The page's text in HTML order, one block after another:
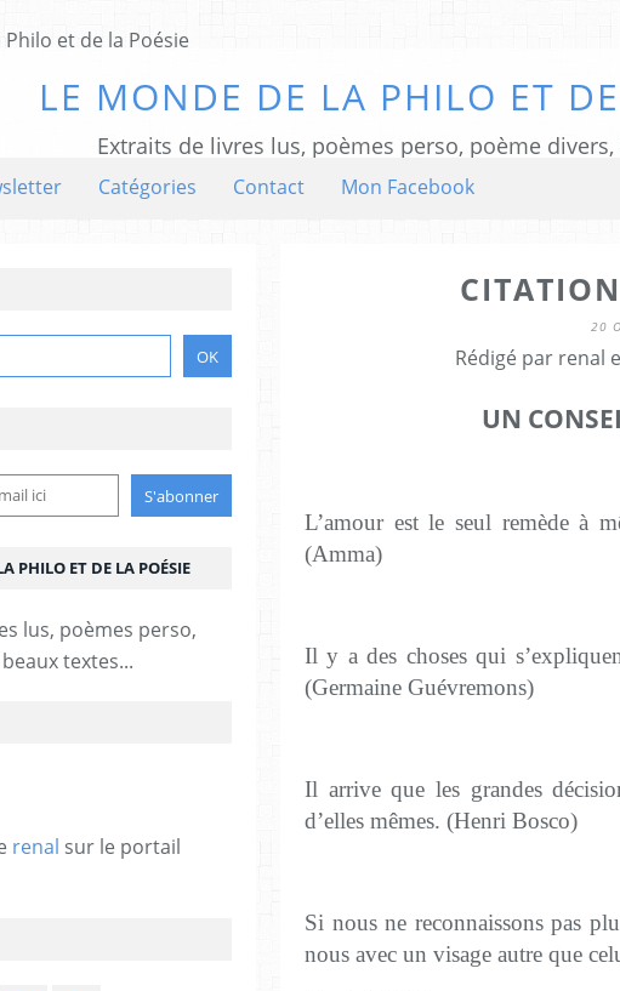
LE MONDE DE LA PHILO ET
Extraits de livres lus, poèmes perso, poème
Catégories Contact Mon Facebook
20
Rédigé par renal
UN
L’amour est le seul remède à
(Amma)
Il y a des choses qui
(Germaine Guévremons)
Il arrive que les grandes
d’elles mêmes. (Henri Bosco)
Si nous ne reconnaissons pas
nous avec un visage autre que
PHILO ET DE LA POÉSIE
lus, poèmes perso,
textes...
renal sur le portail